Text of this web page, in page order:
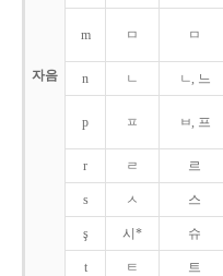
자음
m ㅁ ㅁ
n ㄴ ㄴ, 느
p ㅍ ㅂ, 프
r ㄹ 르
s ㅅ 스
ş 시* 슈
t ㅌ 트